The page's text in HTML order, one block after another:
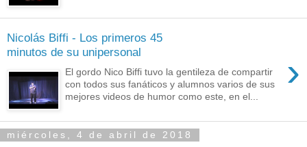
Nicolás Biffi - Los primeros 45
minutos de su unipersonal
›
El gordo Nico Biffi tuvo la gentileza de compartir
con todos sus fanáticos y alumnos varios de sus
mejores videos de humor como este, en el...
miércoles, 4 de abril de 2018